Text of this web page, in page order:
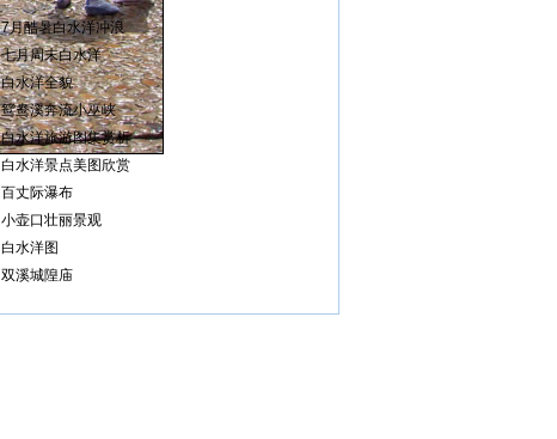
7月酷暑白水洋冲浪
七月周末白水洋
白水洋全貌
鸳鸯溪奔流小巫峡
白水洋旅游图集赏析
白水洋景点美图欣赏
百丈际瀑布
小壶口壮丽景观
白水洋图
双溪城隍庙